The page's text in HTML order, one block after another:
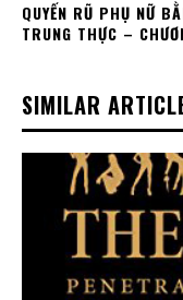
QUYẾN RŨ PHỤ NỮ
TRUNG THỰC –
SIMILAR